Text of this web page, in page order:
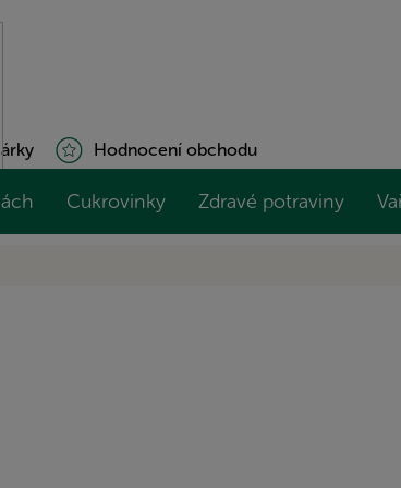
Hodnocení obchodu
Cukrovinky Zdravé potraviny